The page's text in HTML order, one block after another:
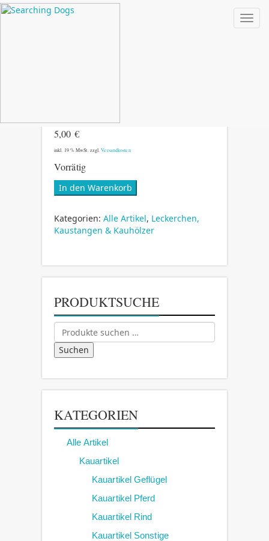
5,00 €
inkl. 19 % MwSt. zzgl.Versandkosten
Vorrätig
Trainingssofties
Fisch
Menge
In den Warenkorb
Kategorien: Alle Artikel, Leckerchen,
Kaustangen & Kauhölzer
PRODUKTSUCHE
Suchen
nach:
Suchen
KATEGORIEN
Alle Artikel
Kauartikel
Kauartikel Geflügel
Kauartikel Pferd
Kauartikel Rind
Kauartikel Sonstige